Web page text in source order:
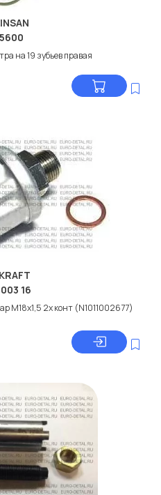
на 19 зубьев правая
16
M18x1,5 2х конт (N1011002677)